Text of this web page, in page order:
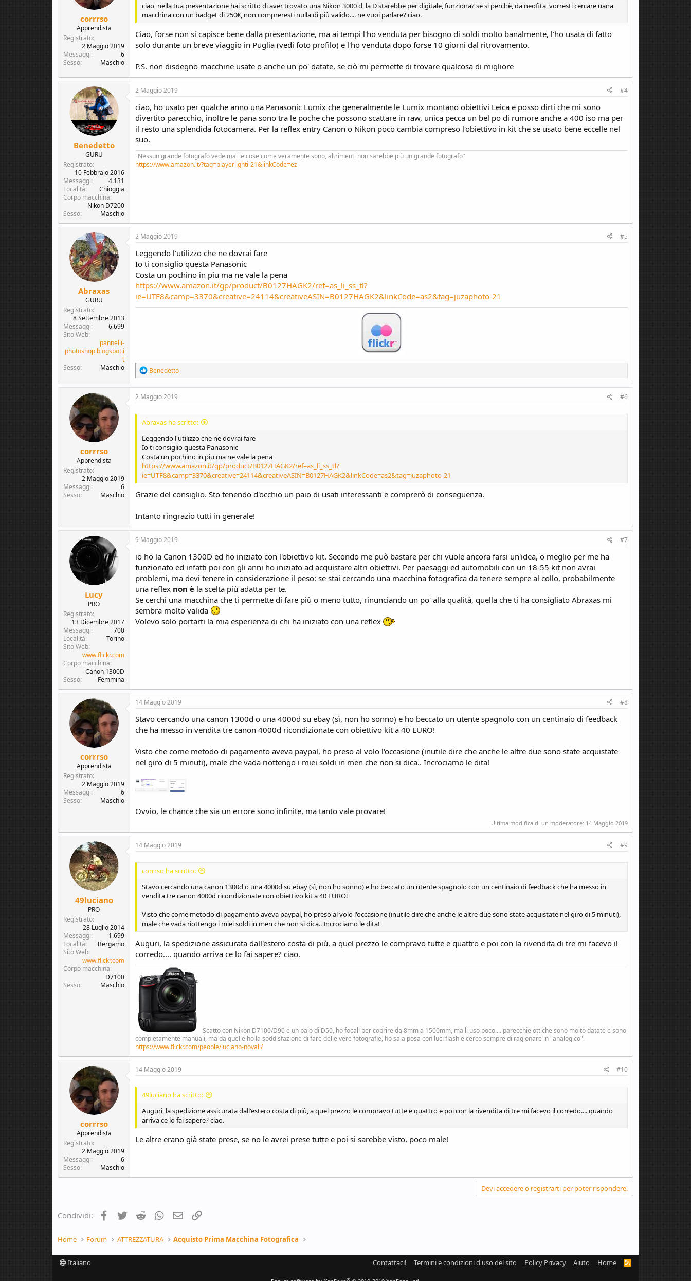
corrrso
Apprendista
Registrato
2 Maggio 2019
Messaggi
6
Sesso
Maschio
ciao, nella tua presentazione hai scritto di aver trovato una Nikon 3000 d, la D starebbe per digitale, funziona? se si perchè, da neofita, vorresti cercare uana
macchina con un badget di 250€, non compreresti nulla di più valido.... ne vuoi parlare? ciao.
Ciao, forse non si capisce bene dalla presentazione, ma ai tempi l'ho venduta per bisogno di soldi molto banalmente, l'ho usata di fatto
solo durante un breve viaggio in Puglia (vedi foto profilo) e l'ho venduta dopo forse 10 giorni dal ritrovamento.
P.S. non disdegno macchine usate o anche un po' datate, se ciò mi permette di trovare qualcosa di migliore
Benedetto
GURU
Registrato
10 Febbraio 2016
Messaggi
4.131
Località
Chioggia
Corpo macchina
Nikon D7200
Sesso
Maschio
2 Maggio 2019 #4
ciao, ho usato per qualche anno una Panasonic Lumix che generalmente le Lumix montano obiettivi Leica e posso dirti che mi sono
divertito parecchio, inoltre le pana sono tra le poche che possono scattare in raw, unica pecca un bel po di rumore anche a 400 iso ma per
il resto una splendida fotocamera. Per la reflex entry Canon o Nikon poco cambia compreso l'obiettivo in kit che se usato bene eccelle nel
suo.
"Nessun grande fotografo vede mai le cose come veramente sono, altrimenti non sarebbe più un grande fotografo”
https://www.amazon.it/?tag=playerlighti-21&linkCode=ez
Abraxas
GURU
Registrato
8 Settembre 2013
Messaggi
6.699
Sito Web
pannelli-
photoshop.blogspot.i
t
Sesso
Maschio
2 Maggio 2019 #5
Leggendo l'utilizzo che ne dovrai fare
Io ti consiglio questa Panasonic
Costa un pochino in piu ma ne vale la pena
https://www.amazon.it/gp/product/B0127HAGK2/ref=as_li_ss_tl?
ie=UTF8&camp=3370&creative=24114&creativeASIN=B0127HAGK2&linkCode=as2&tag=juzaphoto-21
R
e
a
c
t
n
s
:
Benedetto
corrrso
Apprendista
Registrato
2 Maggio 2019
Messaggi
6
Sesso
Maschio
2 Maggio 2019 #6
Abraxas ha scritto:
Leggendo l'utilizzo che ne dovrai fare
Io ti consiglio questa Panasonic
Costa un pochino in piu ma ne vale la pena
https://www.amazon.it/gp/product/B0127HAGK2/ref=as_li_ss_tl?
ie=UTF8&camp=3370&creative=24114&creativeASIN=B0127HAGK2&linkCode=as2&tag=juzaphoto-21
Grazie del consiglio. Sto tenendo d'occhio un paio di usati interessanti e comprerò di conseguenza.
Intanto ringrazio tutti in generale!
Lucy
PRO
Registrato
13 Dicembre 2017
Messaggi
700
Località
Torino
Sito Web
www.flickr.com
Corpo macchina
Canon 1300D
Sesso
Femmina
9 Maggio 2019 #7
io ho la Canon 1300D ed ho iniziato con l'obiettivo kit. Secondo me può bastare per chi vuole ancora farsi un'idea, o meglio per me ha
funzionato ed infatti poi con gli anni ho iniziato ad acquistare altri obiettivi. Per paesaggi ed automobili con un 18-55 kit non avrai
problemi, ma devi tenere in considerazione il peso: se stai cercando una macchina fotografica da tenere sempre al collo, probabilmente
una reflex non è la scelta più adatta per te.
Se cerchi una macchina che ti permette di fare più o meno tutto, rinunciando un po' alla qualità, quella che ti ha consigliato Abraxas mi
sembra molto valida
Volevo solo portarti la mia esperienza di chi ha iniziato con una reflex
corrrso
Apprendista
Registrato
2 Maggio 2019
Messaggi
6
Sesso
Maschio
14 Maggio 2019 #8
Stavo cercando una canon 1300d o una 4000d su ebay (sì, non ho sonno) e ho beccato un utente spagnolo con un centinaio di feedback
che ha messo in vendita tre canon 4000d ricondizionate con obiettivo kit a 40 EURO!
Visto che come metodo di pagamento aveva paypal, ho preso al volo l'occasione (inutile dire che anche le altre due sono state acquistate
nel giro di 5 minuti), male che vada riottengo i miei soldi in men che non si dica.. Incrociamo le dita!
Ovvio, le chance che sia un errore sono infinite, ma tanto vale provare!
Ultima modifica di un moderatore: 14 Maggio 2019
49luciano
PRO
Registrato
28 Luglio 2014
Messaggi
1.699
Località
Bergamo
Sito Web
www.flickr.com
Corpo macchina
D7100
Sesso
Maschio
14 Maggio 2019 #9
corrrso ha scritto:
Stavo cercando una canon 1300d o una 4000d su ebay (sì, non ho sonno) e ho beccato un utente spagnolo con un centinaio di feedback che ha messo in
vendita tre canon 4000d ricondizionate con obiettivo kit a 40 EURO!
Visto che come metodo di pagamento aveva paypal, ho preso al volo l'occasione (inutile dire che anche le altre due sono state acquistate nel giro di 5 minuti),
male che vada riottengo i miei soldi in men che non si dica.. Incrociamo le dita!
Auguri, la spedizione assicurata dall'estero costa di più, a quel prezzo le compravo tutte e quattro e poi con la rivendita di tre mi facevo il
corredo.... quando arriva ce lo fai sapere? ciao.
Scatto con Nikon D7100/D90 e un paio di D50, ho focali per coprire da 8mm a 1500mm, ma li uso poco.... parecchie ottiche sono molto datate e sono
completamente manuali, ma da quelle ho la soddisfazione di fare delle vere fotografie, ho sala posa con luci flash e cerco sempre di ragionare in "analogico".
https://www.flickr.com/people/luciano-novali/
corrrso
Apprendista
Registrato
2 Maggio 2019
Messaggi
6
Sesso
Maschio
14 Maggio 2019 #10
49luciano ha scritto:
Auguri, la spedizione assicurata dall'estero costa di più, a quel prezzo le compravo tutte e quattro e poi con la rivendita di tre mi facevo il corredo.... quando
arriva ce lo fai sapere? ciao.
Le altre erano già state prese, se no le avrei prese tutte e poi si sarebbe visto, poco male!
Devi accedere o registrarti per poter rispondere.
Condividi: Facebook
TwitterRedditWhatsApp
e-mailLink
Home Forum ATTREZZATURA Acquisto Prima Macchina Fotografica
Italiano Contattaci! Termini e condizioni d'uso del sito Policy Privacy Aiuto Home
R
®